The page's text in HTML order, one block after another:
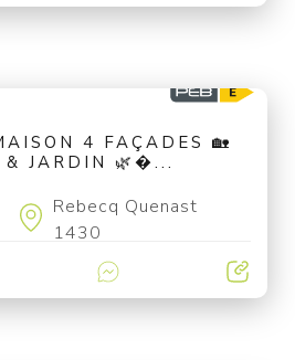
4 FAÇADES 🏡
& JARDIN 🌿�...
Rebecq Quenast
1430